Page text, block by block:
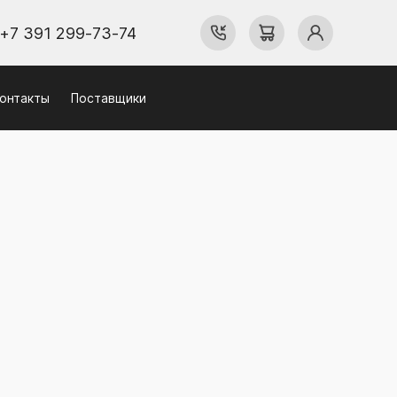
+7 391 299-73-74
Поставщики